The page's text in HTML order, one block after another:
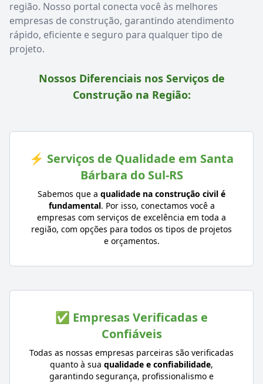
região. Nosso portal conecta você às melhores
empresas de construção, garantindo atendimento
rápido, eficiente e seguro para qualquer tipo de
projeto.
Nossos Diferenciais nos Serviços de
Construção na Região:
⚡ Serviços de Qualidade em Santa
Bárbara do Sul-RS
Sabemos que a qualidade na construção civil é
fundamental. Por isso, conectamos você a
empresas com serviços de excelência em toda a
região, com opções para todos os tipos de projetos
e orçamentos.
✅ Empresas Verificadas e
Confiáveis
Todas as nossas empresas parceiras são verificadas
quanto à sua qualidade e confiabilidade,
garantindo segurança, profissionalismo e